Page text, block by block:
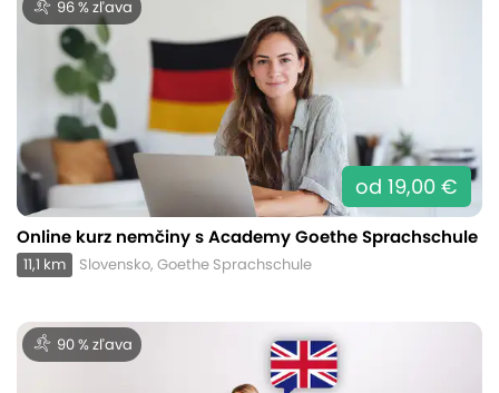
96 % zľava
od 19,00 €
Online kurz nemčiny s Academy Goethe Sprachschule
11,1 km Slovensko, Goethe Sprachschule
90 % zľava